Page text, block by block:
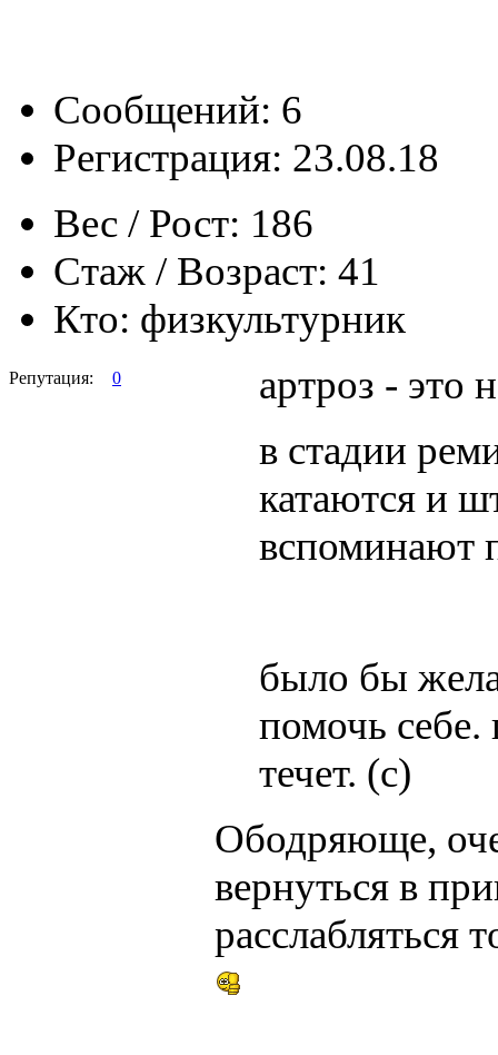
Сообщений: 6
Регистрация: 23.08.18
Вес / Рост: 186
Стаж / Возраст: 41
Кто: физкультурник
Репутация: 0
артроз - это
в стадии
катаются и
вспоминают
было бы
помочь себе.
течет. (с)
Ободряюще,
вернуться в
расслабляться